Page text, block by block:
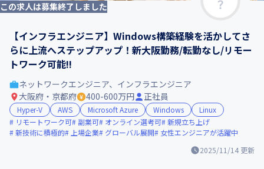
この求人は募集終了しました
【インフラエンジニア】Windows構築経験を活かしてさ
らに上流へステップアップ！新大阪勤務/転勤なし/リモー
トワーク可能!!
2025/11/14 更新
ネットワークエンジニア、インフラエンジニア
大阪府・京都府
400-600万円 正社員
Hyper-V AWS Microsoft Azure Windows
Linux
リモートワーク可
副業可 オンライン選考可 新規立ち上げ
新技術に積極的
上場企業 グローバル展開 女性エンジニアが活躍中